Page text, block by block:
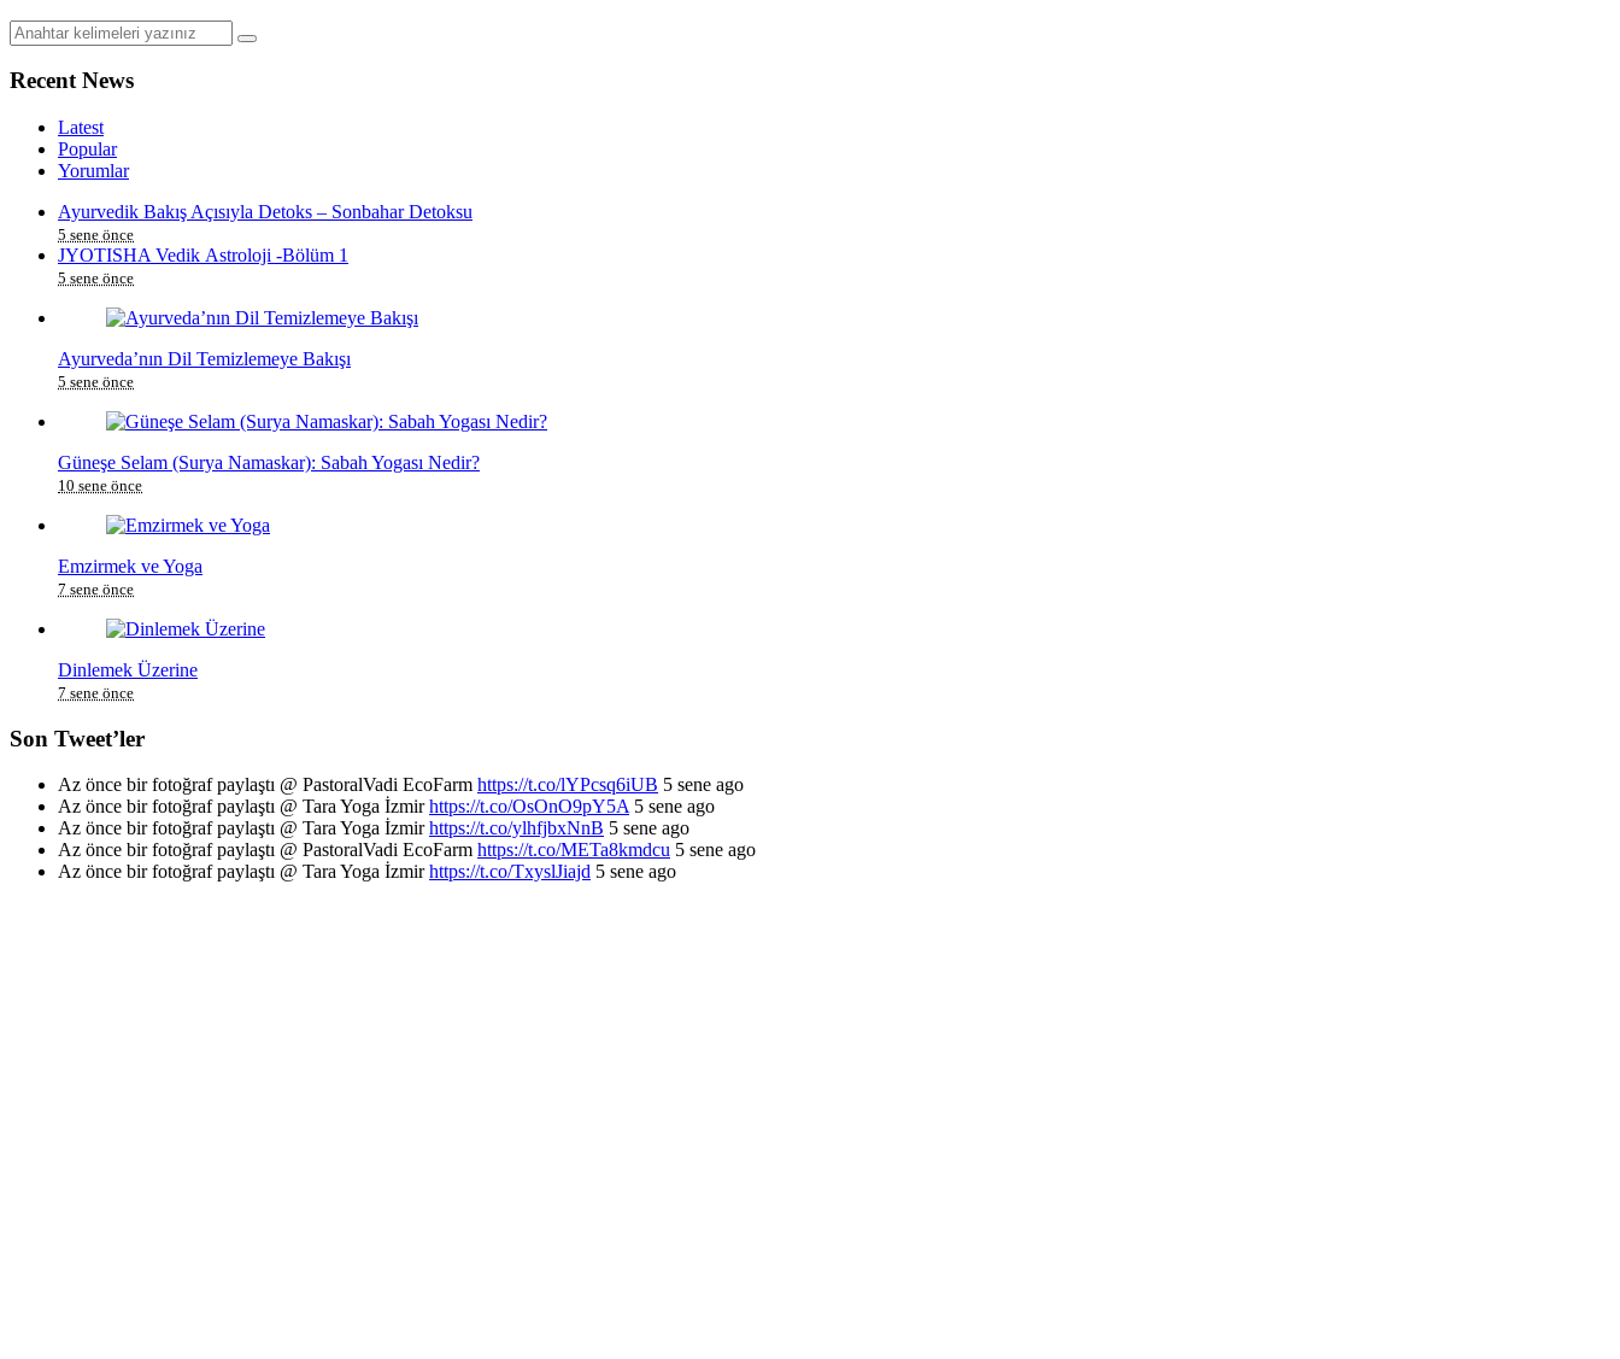
Recent News
Latest
Popular
Yorumlar
Ayurvedik Bakış Açısıyla Detoks – Sonbahar Detoksu
5 sene önce
JYOTISHA Vedik Astroloji -Bölüm 1
5 sene önce
Ayurveda’nın Dil Temizlemeye Bakışı
5 sene önce
Güneşe Selam (Surya Namaskar): Sabah Yogası Nedir?
10 sene önce
Emzirmek ve Yoga
7 sene önce
Dinlemek Üzerine
7 sene önce
Son Tweet’ler
Az önce bir fotoğraf paylaştı @ PastoralVadi EcoFarm https://t.co/lYPcsq6iUB 5 sene ago
Az önce bir fotoğraf paylaştı @ Tara Yoga İzmirhttps://t.co/OsOnO9pY5A 5 sene ago
Az önce bir fotoğraf paylaştı @ Tara Yoga İzmirhttps://t.co/ylhfjbxNnB 5 sene ago
Az önce bir fotoğraf paylaştı @ PastoralVadi EcoFarm https://t.co/METa8kmdcu 5 sene ago
Az önce bir fotoğraf paylaştı @ Tara Yoga İzmirhttps://t.co/TxyslJiajd 5 sene ago